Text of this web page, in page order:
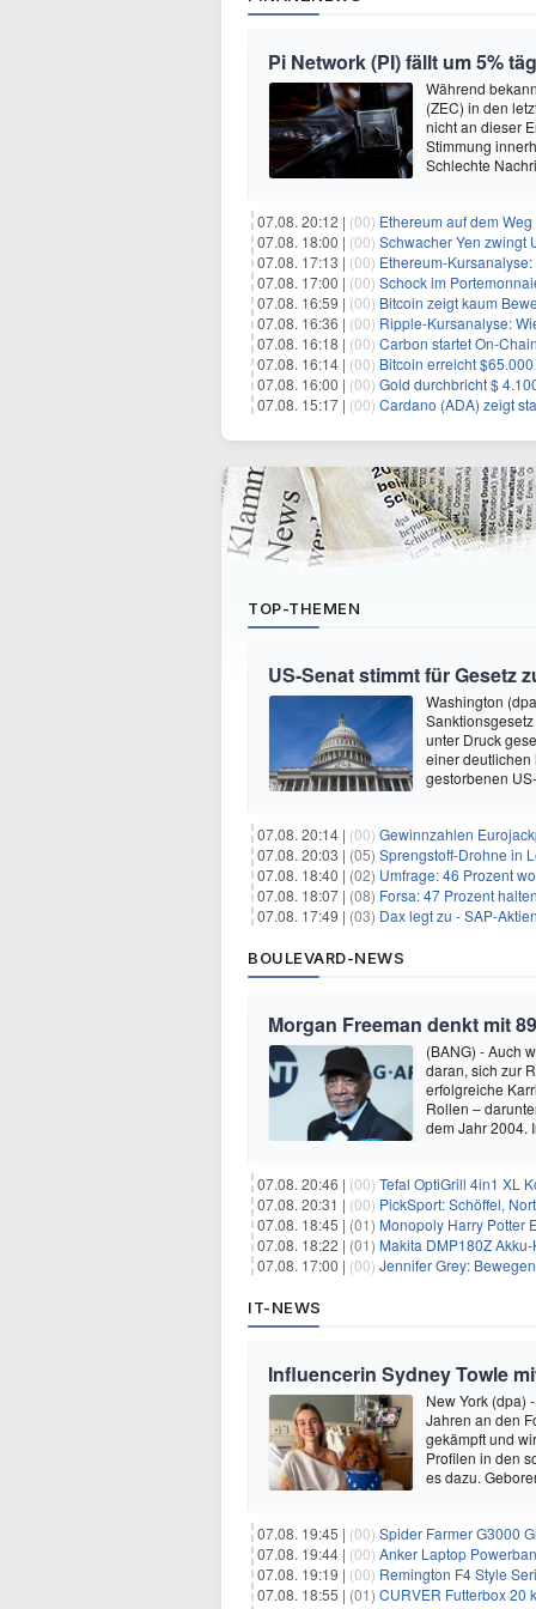
Pi Network (PI) fällt um 5%
Während
(ZEC) in den
nicht an dieser
Stimmung
Schlechte
07.08. 20:12 | (00) Ethereum auf dem Weg zu
07.08. 18:00 | (00) Schwacher Yen zwingt
07.08. 17:13 | (00) Ethereum-Kursanalyse:
07.08. 17:00 | (00) Schock im
07.08. 16:59 | (00) Bitcoin zeigt kaum
07.08. 16:36 | (00) Ripple-Kursanalyse: Wie
07.08. 16:18 | (00) Carbon startet On-
07.08. 16:14 | (00) Bitcoin erreicht $65.000
07.08. 16:00 | (00) Gold durchbricht $
07.08. 15:17 | (00) Cardano (ADA) zeigt
TOP-THEMEN
US-Senat stimmt für Gesetz
Washington
unter Druck
einer deutlichen
gestorbenen
07.08. 20:14 | (00) Gewinnzahlen
07.08. 20:03 | (05) Sprengstoff-Drohne in
07.08. 18:40 | (02) Umfrage: 46 Prozent
07.08. 18:07 | (08) Forsa: 47 Prozent
07.08. 17:49 | (03) Dax legt zu - SAP-
BOULEVARD-NEWS
Morgan Freeman denkt mit
(BANG) - Auch
daran, sich zur
erfolgreiche
Rollen –
dem Jahr 2004.
07.08. 20:46 | (00) Tefal OptiGrill 4in1 XL
07.08. 20:31 | (00) PickSport: Schöffel,
07.08. 18:45 | (01) Monopoly Harry Potter
07.08. 18:22 | (01) Makita DMP180Z
07.08. 17:00 | (00) Jennifer Grey:
IT-NEWS
Influencerin Sydney Towle
New York (dpa)
Jahren an den
gekämpft und
Profilen in den
es dazu.
07.08. 19:45 | (00) Spider Farmer G3000
07.08. 19:44 | (00) Anker Laptop
07.08. 19:19 | (00) Remington F4 Style
07.08. 18:55 | (01) CURVER Futterbox 20